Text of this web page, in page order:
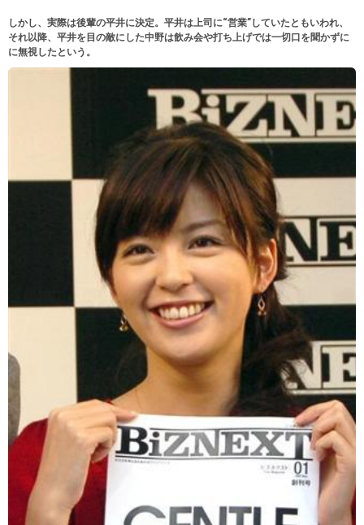
しかし、実際は後輩の平井に決定。平井は上司に“営業”していたともいわれ、
それ以降、平井を目の敵にした中野は飲み会や打ち上げでは一切口を聞かずに
に無視したという。